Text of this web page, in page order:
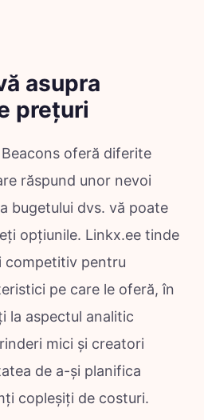
asupra
prețuri
oferă diferite
răspund unor nevoi
bugetului dvs. vă poate
opțiunile. Linkx.ee tinde
competitiv pentru
pe care le oferă, în
la aspectul analitic
mici și creatori
de a-și planifica
copleșiți de costuri.